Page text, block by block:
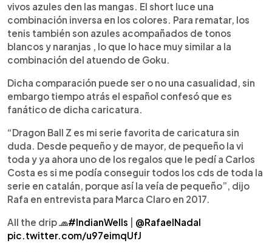
vivos azules den las mangas. El short luce una
combinación inversa en los colores. Para rematar, los
tenis también son azules acompañados de tonos
blancos y naranjas , lo que lo hace muy similar a la
combinación del atuendo de Goku.
Dicha comparación puede ser o no una casualidad, sin
embargo tiempo atrás el español confesó que es
fanático de dicha caricatura.
“Dragon Ball Z es mi serie favorita de caricatura sin
duda. Desde pequeño y de mayor, de pequeño la vi
toda y ya ahora uno de los regalos que le pedí a Carlos
Costa es si me podía conseguir todos los cds de toda la
serie en catalán, porque así la veía de pequeño”, dijo
Rafa en entrevista para Marca Claro en 2017.
All the drip 🧢#IndianWells
@RafaelNadal
pic.twitter.com/u97eimqUfJ